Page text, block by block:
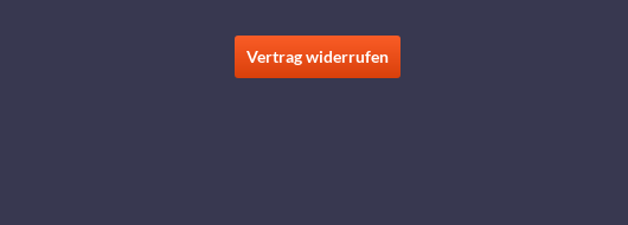
Vertrag widerrufen